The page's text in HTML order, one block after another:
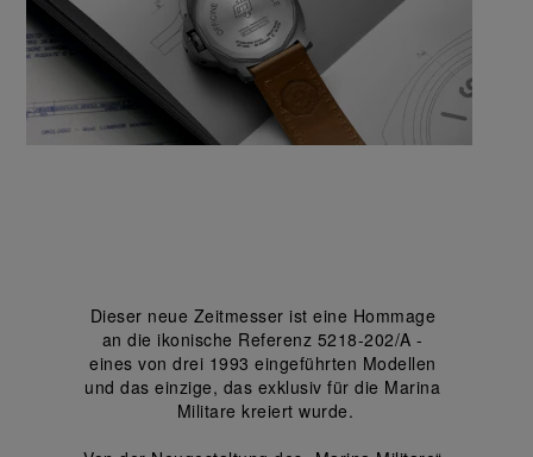
Dieser neue Zeitmesser ist eine Hommage
an die ikonische Referenz 5218-202/A -
eines von drei 1993 eingeführten Modellen
und das einzige, das exklusiv für die Marina
Militare kreiert wurde.